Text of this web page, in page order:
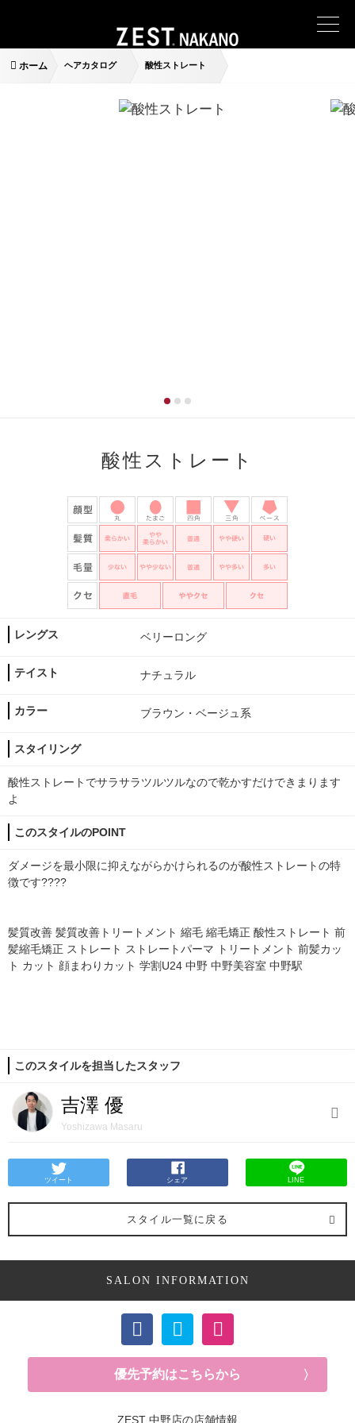
ホーム ヘアカタログ 酸性ストレート
酸性ストレート
レングス ベリーロング
テイスト ナチュラル
カラー ブラウン・ベージュ系
スタイリング
酸性ストレートでサラサラツルツルなので乾かすだけできまります
よ
このスタイルのPOINT
ダメージを最小限に抑えながらかけられるのが酸性ストレートの特
徴です????
髪質改善 髪質改善トリートメント 縮毛 縮毛矯正 酸性ストレート 前
髪縮毛矯正 ストレート ストレートパーマ トリートメント 前髪カッ
ト カット 顔まわりカット 学割U24 中野 中野美容室 中野駅
このスタイルを担当したスタッフ
吉澤 優
Yoshizawa Masaru
ツイート シェア LINE
スタイル一覧に戻る
SALON INFORMATION
優先予約はこちらから
ZEST 中野店の店舗情報